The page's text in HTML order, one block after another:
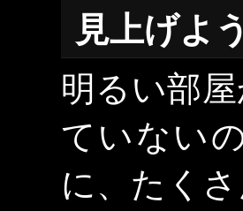
見上げよう
明るい部
ていない
に、たく